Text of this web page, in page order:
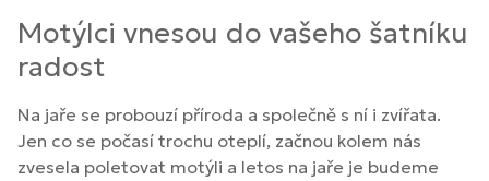
Motýlci vnesou do vašeho šatníku
radost
Na jaře se probouzí příroda a společně s ní i zvířata.
Jen co se počasí trochu oteplí, začnou kolem nás
zvesela poletovat motýli a letos na jaře je budeme